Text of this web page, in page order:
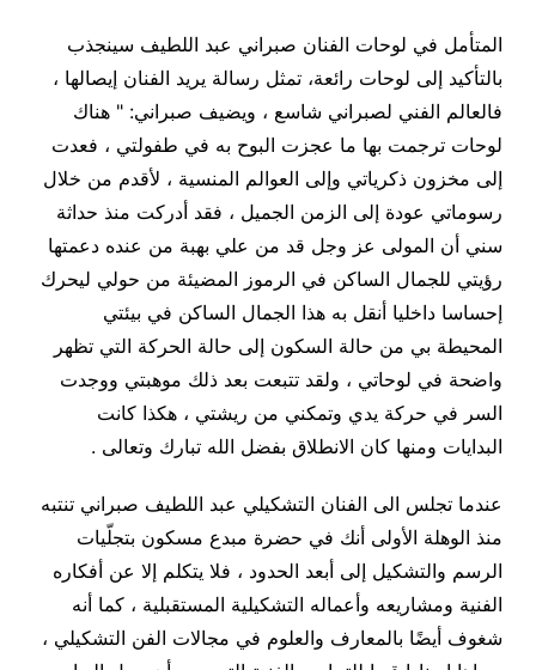
المتأمل في لوحات الفنان صبراني عبد اللطيف سينجذب
بالتأكيد إلى لوحات رائعة، تمثل رسالة يريد الفنان إيصالها ،
فالعالم الفني لصبراني شاسع ، ويضيف صبراني: " هناك
لوحات ترجمت بها ما عجزت البوح به في طفولتي ، فعدت
إلى مخزون ذكرياتي وإلى العوالم المنسية ، لأقدم من خلال
رسوماتي عودة إلى الزمن الجميل ، فقد أدركت منذ حداثة
سني أن المولى عز وجل قد من علي بهبة من عنده دعمتها
رؤيتي للجمال الساكن في الرموز المضيئة من حولي ليحرك
إحساسا داخليا أنقل به هذا الجمال الساكن في بيئتي
المحيطة بي من حالة السكون إلى حالة الحركة التي تظهر
واضحة في لوحاتي ، ولقد تتبعت بعد ذلك موهبتي ووجدت
السر في حركة يدي وتمكني من ريشتي ، هكذا كانت
البدايات ومنها كان الانطلاق بفضل الله تبارك وتعالى .
عندما تجلس الى الفنان التشكيلي عبد اللطيف صبراني تنتبه
منذ الوهلة الأولى أنك في حضرة مبدع مسكون بتجلّيات
الرسم والتشكيل إلى أبعد الحدود ، فلا يتكلم إلا عن أفكاره
الفنية ومشاريعه وأعماله التشكيلية المستقبلية ، كما أنه
شغوف أيضًا بالمعارف والعلوم في مجالات الفن التشكيلي ،